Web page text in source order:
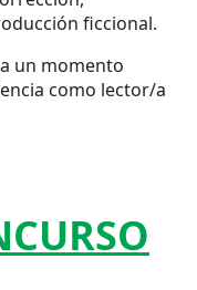
ficcional.
un momento
como lector/a